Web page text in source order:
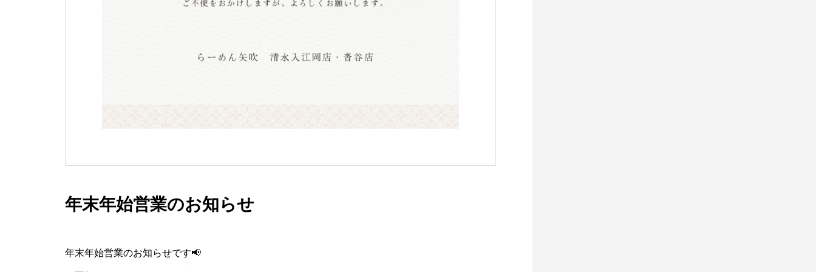
年末年始営業のお知らせ
年末年始営業のお知らせです📢